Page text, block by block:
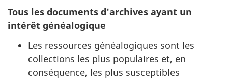
Tous les documents d'archives ayant un
intérêt généalogique
Les ressources généalogiques sont les
collections les plus populaires et, en
conséquence, les plus susceptibles